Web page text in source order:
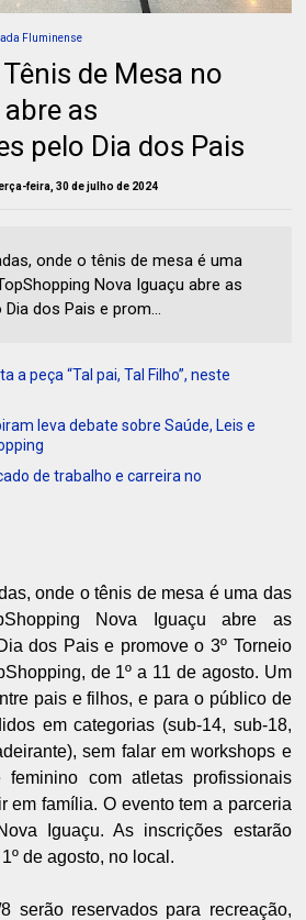
Fluminense
de Mesa no
as
pelo Dia dos Pais
feira, 30 de julho de 2024
onde o tênis de mesa é uma
Nova Iguaçu abre as
dos Pais e prom...
a peça “Tal pai, Tal Filho”, neste
leva debate sobre Saúde, Leis e
de trabalho e carreira no
onde o tênis de mesa é uma das
Nova Iguaçu abre as
dos Pais e promove o 3º Torneio
de 1º a 11 de agosto. Um
pais e filhos, e para o público de
em categorias (sub-14, sub-18,
sem falar em workshops e
feminino com atletas profissionais
em família. O evento tem a parceria
Iguaçu. As inscrições estarão
de agosto, no local.
serão reservados para recreação,